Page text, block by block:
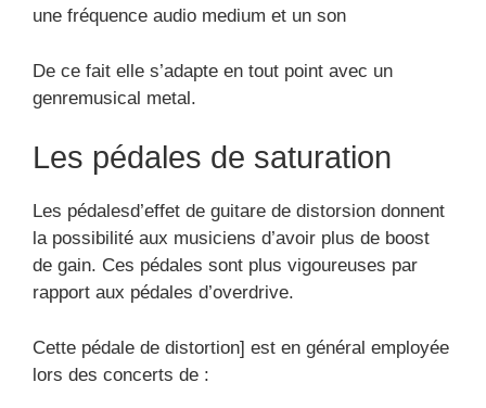
une fréquence audio medium et un son
De ce fait elle s’adapte en tout point avec un
genremusical metal.
Les pédales de saturation
Les pédalesd’effet de guitare de distorsion donnent
la possibilité aux musiciens d’avoir plus de boost
de gain. Ces pédales sont plus vigoureuses par
rapport aux pédales d’overdrive.
Cette pédale de distortion] est en général employée
lors des concerts de :